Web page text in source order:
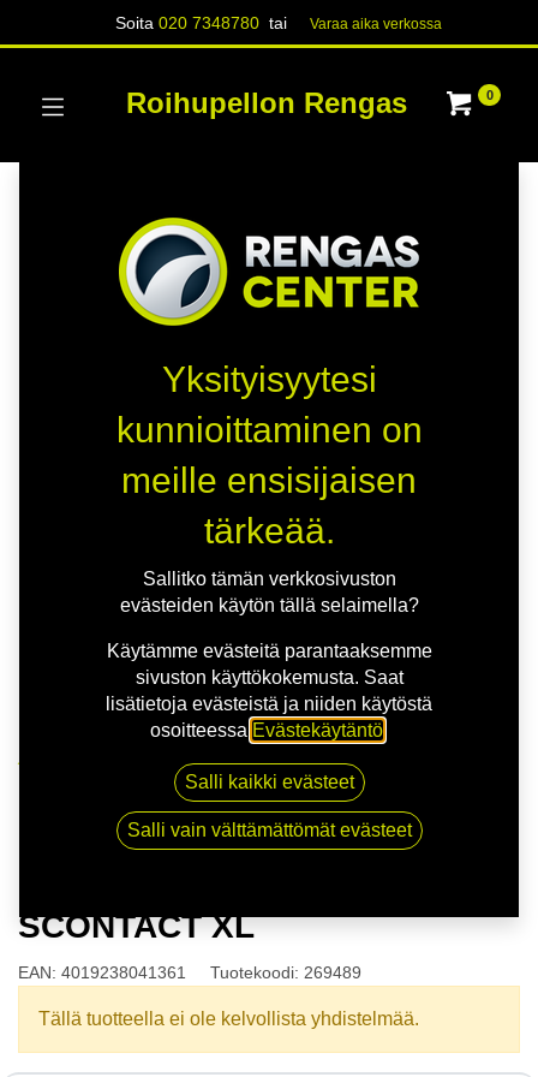
Soita020 7348780 tai Varaa aika verk​​​​ossa
Roihupellon Rengas 0
125/85R16 99M CONTINENTAL SCONTACT XL
SCONTACT XL
EAN: 4019238041361 Tuotekoodi: 269489
Tällä tuotteella ei ole kelvollista yhdistelmää.
Yksityisyytesi
kunnioittaminen on
meille ensisijaisen
tärkeää.
Sallitko tämän verkkosivuston
evästeiden käytön tällä selaimella?
Käytämme evästeitä parantaaksemme
sivuston käyttökokemusta. Saat
lisätietoja evästeistä ja niiden käytöstä
osoitteessa Evästekäytäntö
Salli kaikki evästeet
Salli vain välttämättömät evästeet